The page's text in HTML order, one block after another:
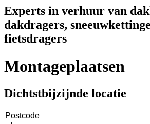
Experts in verhuur van
dakdragers,
fietsdragers
Montageplaatsen
Dichtstbijzijnde locatie